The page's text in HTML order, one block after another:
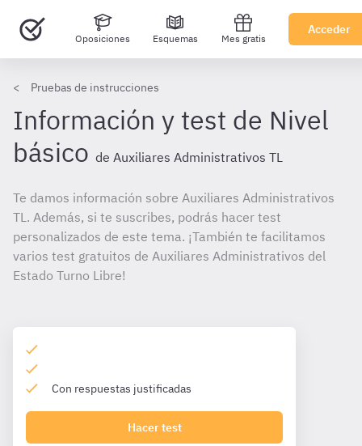
Oposiciones Esquemas Mes gratis
Acceder
Pruebas de instrucciones
Información y test de Nivel
básico de Auxiliares Administrativos TL
Te damos información sobre Auxiliares Administrativos
TL. Además, si te suscribes, podrás hacer test
personalizados de este tema. ¡También te facilitamos
varios test gratuitos de Auxiliares Administrativos del
Estado Turno Libre!
Con respuestas justificadas
Hacer test